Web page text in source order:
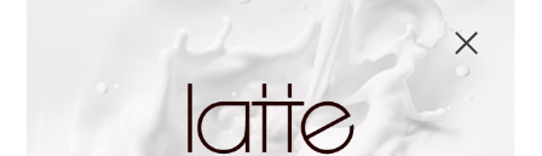
А еще блески ухаживают за губами.
Миндальное, сафлоровое и оливковое
масла восстанавливают в составе,
заживляют, увлажняют кожу. Алоэ вера